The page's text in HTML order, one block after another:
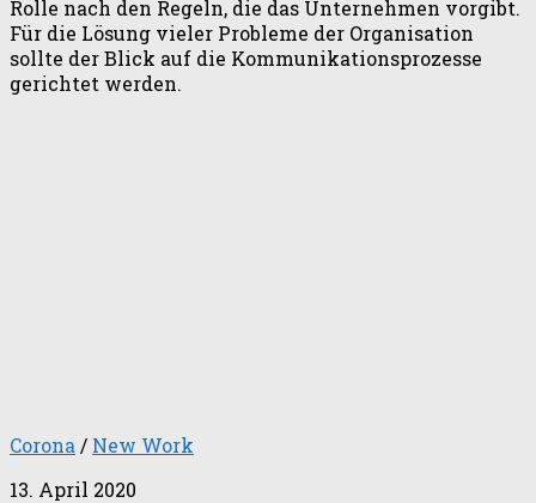
Rolle nach den Regeln, die das Unternehmen vorgibt.
Für die Lösung vieler Probleme der Organisation
sollte der Blick auf die Kommunikationsprozesse
gerichtet werden.
Corona / New Work
13. April 2020